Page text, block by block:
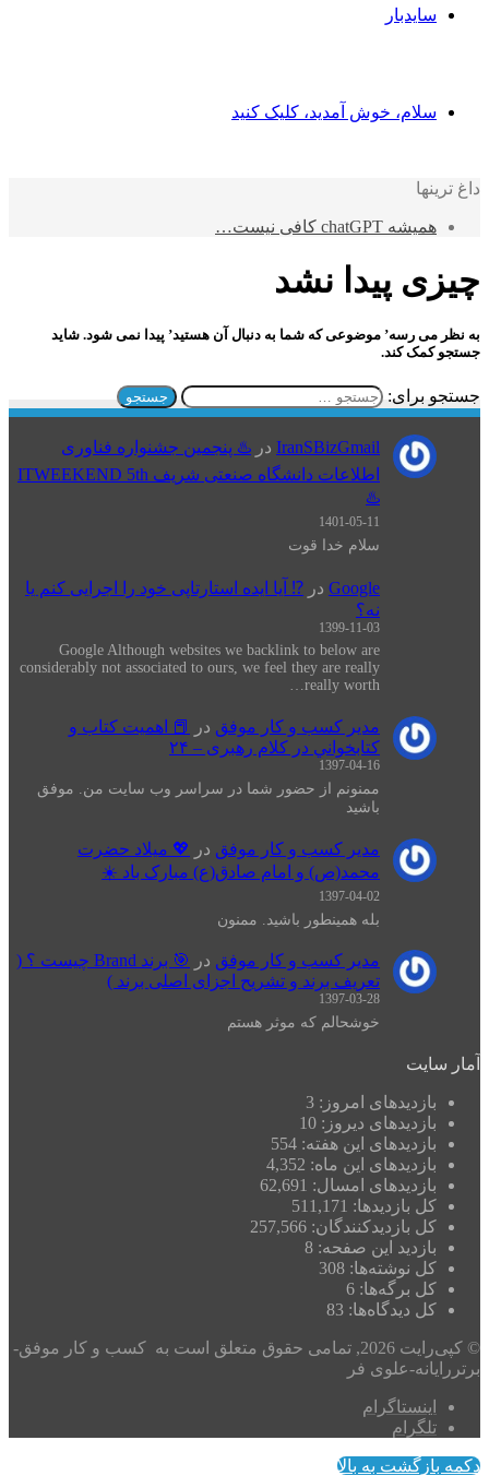
سایدبار
سلام، خوش آمدید، کلیک کنید
داغ ترینها
همیشه chatGPT کافی نیست…
چیزی پیدا نشد
به نظر می رسه’ موضوعی که شما به دنبال آن هستید’ پیدا نمی شود. شاید
جستجو کمک کند.
جستجو برای:
IranSBizGmail در ♨️ پنجمین جشنواره فناوری
اطلاعات دانشگاه صنعتی شریف ITWEEKEND 5th
♨️
1401-05-11
سلام خدا قوت
Google در ⁉️ آیا ایده استارتاپی خود را اجرایی کنم یا
نه؟
1399-11-03
Google Although websites we backlink to below are
considerably not associated to ours, we feel they are really
really worth…
مدیر کسب و کار موفق در
📕 اهميت كتاب و
كتابخواني در كلام رهبری – ۲۴
1397-04-16
ممنونم از حضور شما در سراسر وب سایت من. موفق
باشید
مدیر کسب و کار موفق در
💖 میلاد حضرت
محمد(ص) و امام صادق(ع) مبارک باد ☀️
1397-04-02
بله همینطور باشید. ممنون
مدیر کسب و کار موفق در
🎯 برند Brand چیست ؟ (
تعریف برند و تشریح اجزای اصلی برند )
1397-03-28
خوشحالم که موثر هستم
آمار سایت
بازدیدهای امروز: 3
بازدیدهای دیروز: 10
بازدیدهای این هفته: 554
بازدیدهای این ماه: 4,352
بازدیدهای امسال: 62,691
کل بازدیدها: 511,171
کل بازدیدکنند‌گان: 257,566
بازدید این صفحه: 8
کل نوشته‌ها: 308
کل برگه‌ها: 6
کل دیدگاه‌ها: 83
© کپی‌رایت 2026, تمامی حقوق متعلق است به کسب و کار موفق-
برتررایانه-علوی فر
اینستاگرام
تلگرام
دکمه بازگشت به بالا